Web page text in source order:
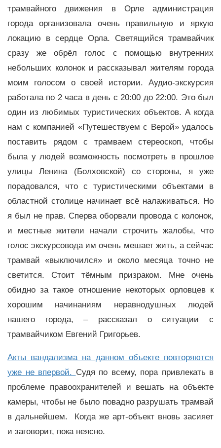
трамвайного движения в Орле администрация
города организовала очень правильную и яркую
локацию в сердце Орла. Светящийся трамвайчик
сразу же обрёл голос с помощью внутренних
небольших колонок и рассказывал жителям города
моим голосом о своей истории. Аудио-экскурсия
работала по 2 часа в день с 20:00 до 22:00. Это был
один из любимых туристических объектов. А когда
нам с компанией «Путешествуем с Верой» удалось
поставить рядом с трамваем стереоскоп, чтобы
была у людей возможность посмотреть в прошлое
улицы Ленина (Болховской) со стороны, я уже
порадовался, что с туристическими объектами в
областной столице начинает всё налаживаться. Но
я был не прав. Сперва оборвали провода с колонок,
и местные жители начали строчить жалобы, что
голос экскурсовода им очень мешает жить, а сейчас
трамвай «выключился» и около месяца точно не
светится. Стоит тёмным призраком. Мне очень
обидно за такое отношение некоторых орловцев к
хорошим начинаниям неравнодушных людей
нашего города, – рассказал о ситуации с
трамвайчиком Евгений Григорьев.
Акты вандализма на данном объекте повторяются
уже не впервой. Судя по всему, пора привлекать в
проблеме правоохранителей и вешать на объекте
камеры, чтобы не было повадно разрушать трамвай
в дальнейшем. Когда же арт-объект вновь засияет
и заговорит, пока неясно.